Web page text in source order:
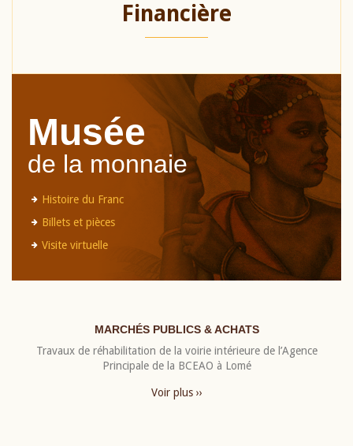
Financière
Musée
de la monnaie
Histoire du Franc
Billets et pièces
Visite virtuelle
MARCHÉS PUBLICS & ACHATS
Travaux de réhabilitation de la voirie intérieure de l’Agence
Principale de la BCEAO à Lomé
Voir plus ››